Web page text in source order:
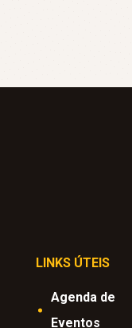
LINKS ÚTEIS
Agenda de
Eventos